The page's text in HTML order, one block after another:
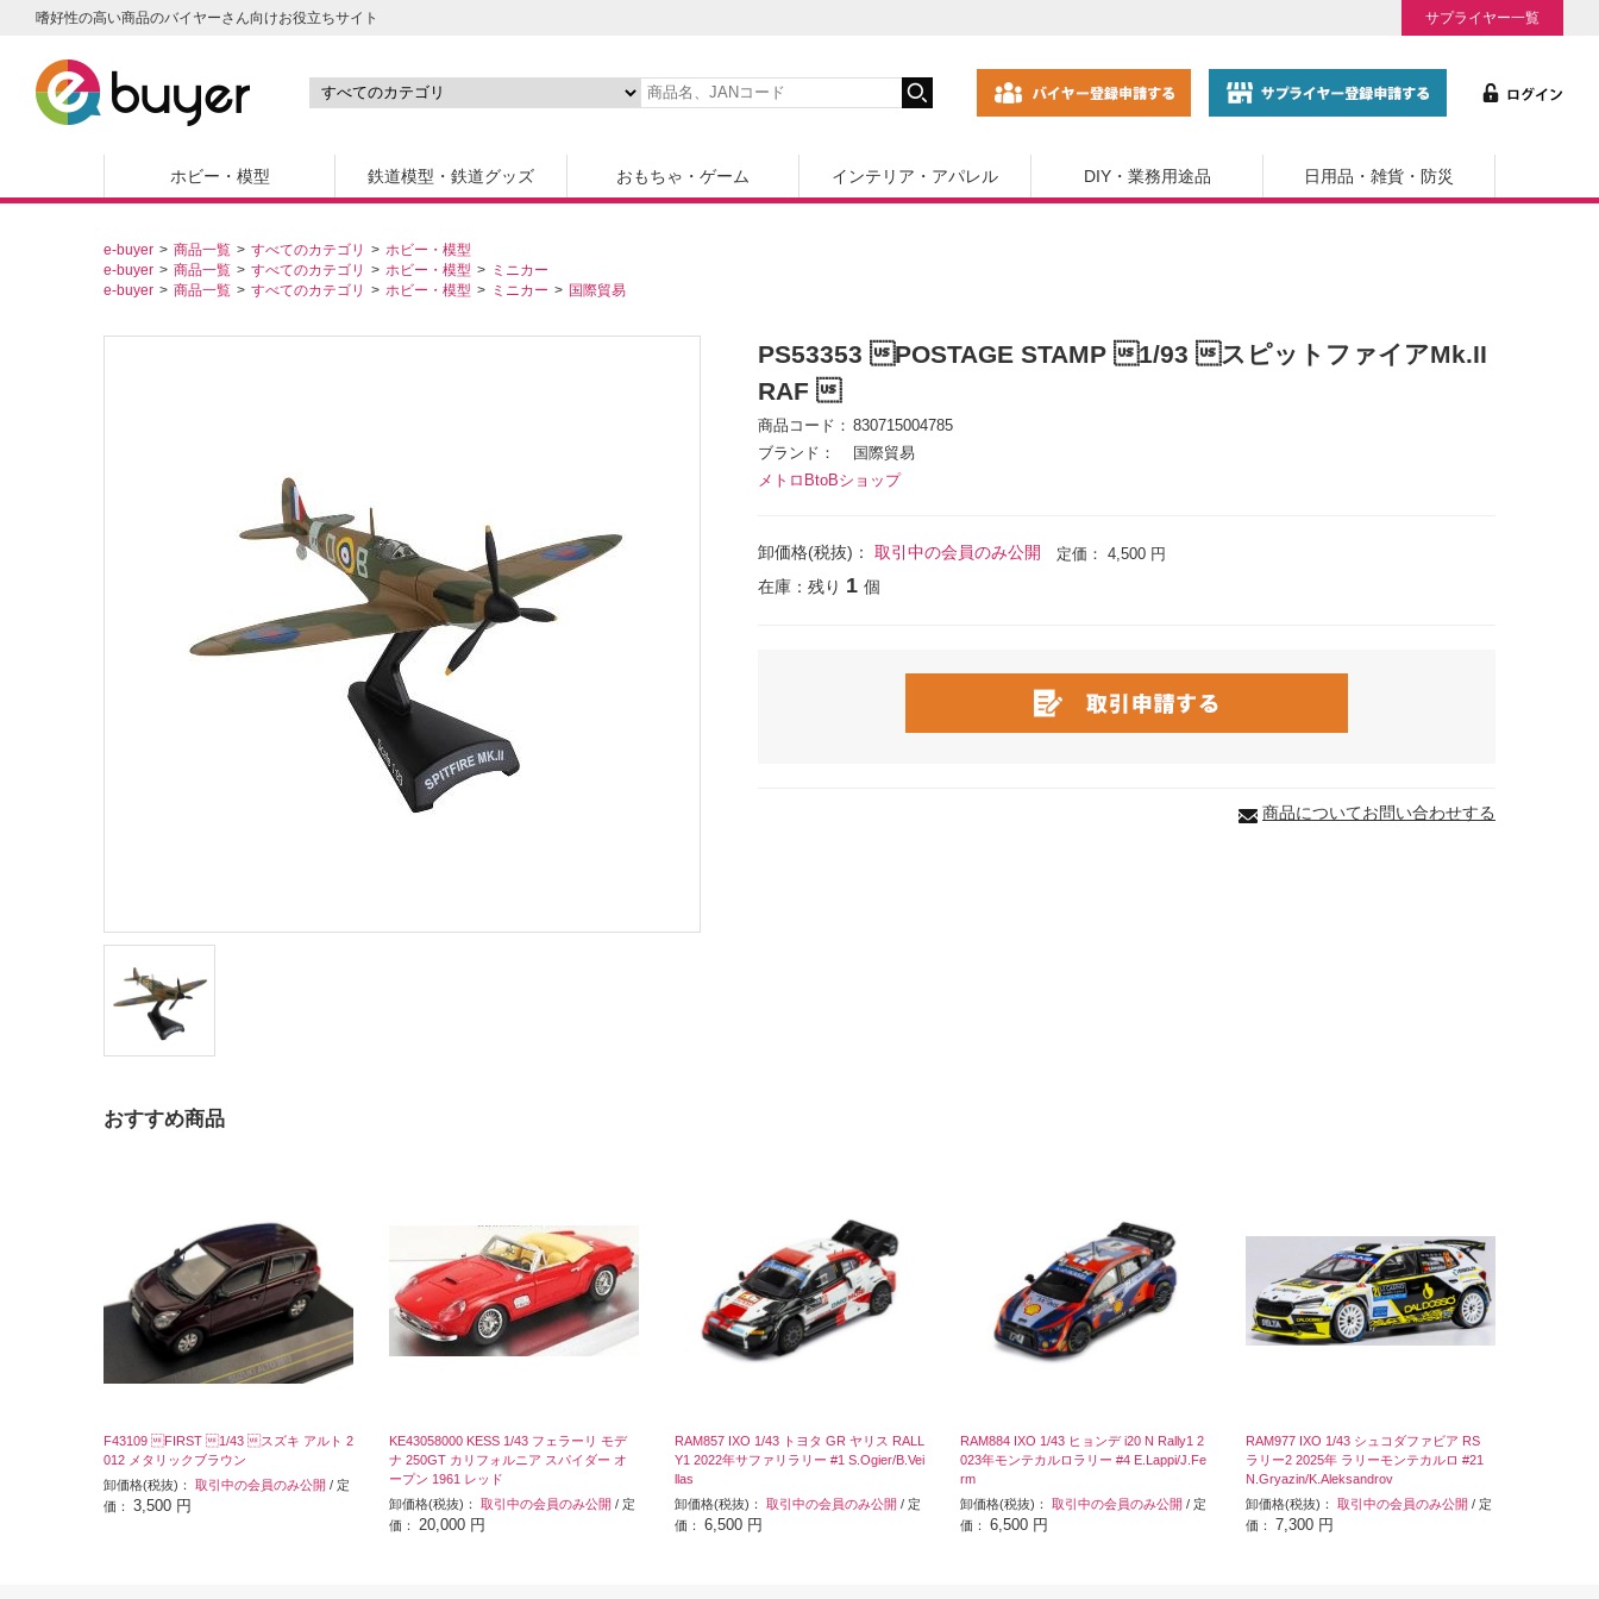
嗜好性の高い商品のバイヤーさん向けお役立ちサイト サプライヤー一覧
ホビー・模型 鉄道模型・鉄道グッズ おもちゃ・ゲーム インテリア・アパレル DIY・業務用途品 日用品・雑貨・防災
e-buyer 商品一覧 すべてのカテゴリ
ホビー・模型
e-buyer
商品一覧 すべてのカテゴリ ホビー・模型
ミニカー
e-buyer
商品一覧 すべてのカテゴリ ホビー・模型 ミニカー 国際貿易
PS53353 POSTAGE STAMP 1/93 スピットファイアMk.II
RAF
商品コード
830715004785
ブランド
国際貿易
メトロBtoBショップ
卸価格(税抜)： 取引中の会員のみ公開 定価： 4,500 円
在庫：残り 1 個
商品についてお問い合わせする
おすすめ商品
F43109 FIRST 1/43 スズキ アルト 2
012 メタリックブラウン
卸価格(税抜)： 取引中の会員のみ公開 / 定
価： 3,500 円
KE43058000 KESS 1/43 フェラーリ モデ
ナ 250GT カリフォルニア スパイダー オ
ープン 1961 レッド
卸価格(税抜)： 取引中の会員のみ公開 / 定
価： 20,000 円
RAM857 IXO 1/43 トヨタ GR ヤリス RALL
Y1 2022年サファリラリー #1 S.Ogier/B.Vei
llas
卸価格(税抜)： 取引中の会員のみ公開 / 定
価： 6,500 円
RAM884 IXO 1/43 ヒョンデ i20 N Rally1 2
023年モンテカルロラリー #4 E.Lappi/J.Fe
rm
卸価格(税抜)： 取引中の会員のみ公開 / 定
価： 6,500 円
RAM977 IXO 1/43 シュコダファビア RS
ラリー2 2025年 ラリーモンテカルロ #21
N.Gryazin/K.Aleksandrov
卸価格(税抜)： 取引中の会員のみ公開 / 定
価： 7,300 円